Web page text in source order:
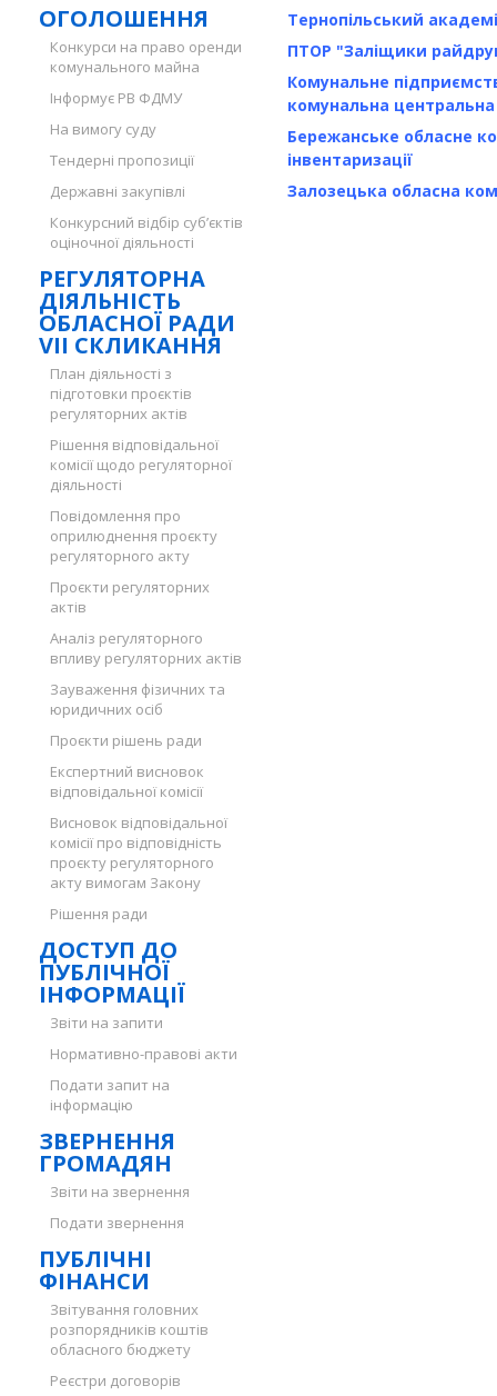
ОГОЛОШЕННЯ
Конкурси на право оренди
комунального майна
Інформує РВ ФДМУ
На вимогу суду
Тендерні пропозиції
Державні закупівлі
Конкурсний відбір суб’єктів
оціночної діяльності
РЕГУЛЯТОРНА
ДІЯЛЬНІСТЬ
ОБЛАСНОЇ РАДИ
VII СКЛИКАННЯ
План діяльності з
підготовки проєктів
регуляторних актів
Рішення відповідальної
комісії щодо регуляторної
діяльності
Повідомлення про
оприлюднення проєкту
регуляторного акту
Проєкти регуляторних
актів
Аналіз регуляторного
впливу регуляторних актів
Зауваження фізичних та
юридичних осіб
Проєкти рішень ради
Експертний висновок
відповідальної комісії
Висновок відповідальної
комісії про відповідність
проєкту регуляторного
акту вимогам Закону
Рішення ради
ДОСТУП ДО
ПУБЛІЧНОЇ
ІНФОРМАЦІЇ
Звіти на запити
Нормативно-правові акти
Подати запит на
інформацію
ЗВЕРНЕННЯ
ГРОМАДЯН
Звіти на звернення
Подати звернення
ПУБЛІЧНІ
ФІНАНСИ
Звітування головних
розпорядників коштів
обласного бюджету
Реєстри договорів
Тернопільський
ПТОР "Заліщики
Комунальне
комунальна
Бережанське обласне
інвентаризації
Залозецька обласна